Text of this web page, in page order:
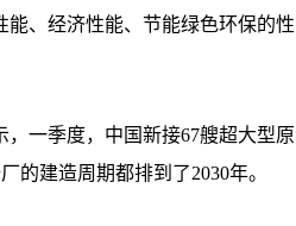
能、经济性能、节能绿色环保的
季度，中国新接67艘超大型原
的建造周期都排到了2030年。